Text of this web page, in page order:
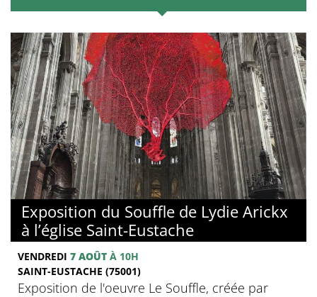
Exposition du Souffle de Lydie Arickx
à l’église Saint-Eustache
VENDREDI 7 AOÛT À 10H
SAINT-EUSTACHE (75001)
Exposition de l'oeuvre Le Souffle, créée par